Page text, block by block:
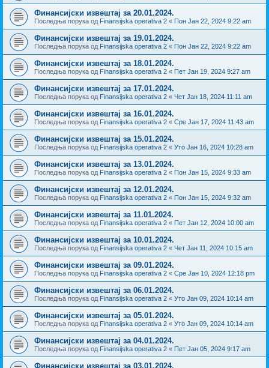
Финансијски извештај за 20.01.2024.
Последња порука од Finansijska operativa 2 « Пон Јан 22, 2024 9:22 am
Финансијски извештај за 19.01.2024.
Последња порука од Finansijska operativa 2 « Пон Јан 22, 2024 9:22 am
Финансијски извештај за 18.01.2024.
Последња порука од Finansijska operativa 2 « Пет Јан 19, 2024 9:27 am
Финансијски извештај за 17.01.2024.
Последња порука од Finansijska operativa 2 « Чет Јан 18, 2024 11:11 am
Финансијски извештај за 16.01.2024.
Последња порука од Finansijska operativa 2 « Сре Јан 17, 2024 11:43 am
Финансијски извештај за 15.01.2024.
Последња порука од Finansijska operativa 2 « Уто Јан 16, 2024 10:28 am
Финансијски извештај за 13.01.2024.
Последња порука од Finansijska operativa 2 « Пон Јан 15, 2024 9:33 am
Финансијски извештај за 12.01.2024.
Последња порука од Finansijska operativa 2 « Пон Јан 15, 2024 9:32 am
Финансијски извештај за 11.01.2024.
Последња порука од Finansijska operativa 2 « Пет Јан 12, 2024 10:00 am
Финансијски извештај за 10.01.2024.
Последња порука од Finansijska operativa 2 « Чет Јан 11, 2024 10:15 am
Финансијски извештај за 09.01.2024.
Последња порука од Finansijska operativa 2 « Сре Јан 10, 2024 12:18 pm
Финансијски извештај за 06.01.2024.
Последња порука од Finansijska operativa 2 « Уто Јан 09, 2024 10:14 am
Финансијски извештај за 05.01.2024.
Последња порука од Finansijska operativa 2 « Уто Јан 09, 2024 10:14 am
Финансијски извештај за 04.01.2024.
Последња порука од Finansijska operativa 2 « Пет Јан 05, 2024 9:17 am
Финансијски извештај за 03.01.2024.